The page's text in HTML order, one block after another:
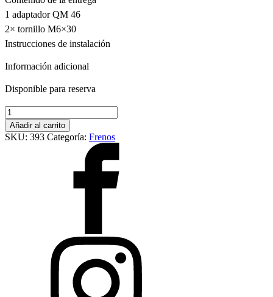
1 adaptador QM 46
2× tornillo M6×30
Instrucciones de instalación
Información adicional
Disponible para reserva
Adaptér
QM
46,
PM
Añadir al carrito
SKU: 393 Categoría: Frenos